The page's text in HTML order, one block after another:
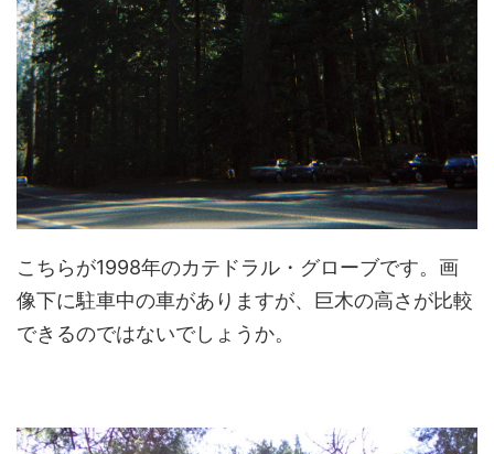
こちらが1998年のカテドラル・グローブです。画
像下に駐車中の車がありますが、巨木の高さが比較
できるのではないでしょうか。